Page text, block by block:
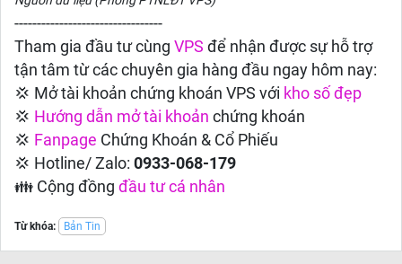
---------------------------------
Tham gia đầu tư cùng VPS để nhận được sự hỗ trợ
tận tâm từ các chuyên gia hàng đầu ngay hôm nay:
💢 Mở tài khoản chứng khoán VPS với kho số đẹp
💢 Hướng dẫn mở tài khoản chứng khoán
💢 Fanpage Chứng Khoán & Cổ Phiếu
💢 Hotline/ Zalo: 0933-068-179
👪 Cộng đồng đầu tư cá nhân
Từ khóa: Bản Tin